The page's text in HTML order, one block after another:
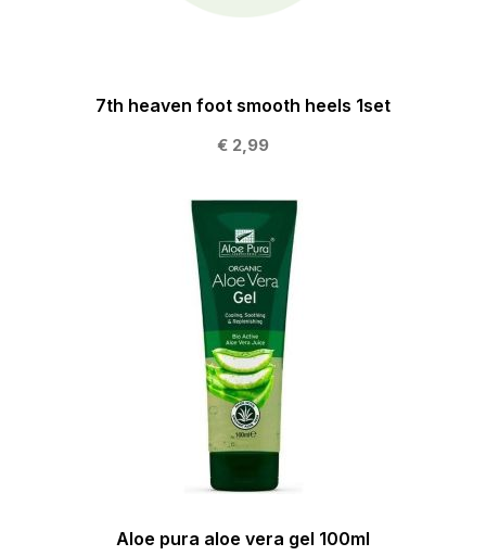
7th heaven foot smooth heels 1set
€ 2,99
Aloe pura aloe vera gel 100ml